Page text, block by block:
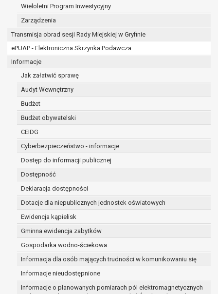
Wieloletni Program Inwestycyjny
Zarządzenia
Transmisja obrad sesji Rady Miejskiej w Gryfinie
ePUAP - Elektroniczna Skrzynka Podawcza
Informacje
Jak załatwić sprawę
Audyt Wewnętrzny
Budżet
Budżet obywatelski
CEIDG
Cyberbezpieczeństwo - informacje
Dostęp do informacji publicznej
Dostępność
Deklaracja dostępności
Dotacje dla niepublicznych jednostek oświatowych
Ewidencja kąpielisk
Gminna ewidencja zabytków
Gospodarka wodno-ściekowa
Informacja dla osób mających trudności w komunikowaniu się
Informacje nieudostępnione
Informacje o planowanych pomiarach pól elektromagnetycznych
udostępniane innym upoważnionym odbiorcom lub
kategoriom odbiorców danych osobowych.
Odbiorcami mogą być:
podmioty, które przetwarzają dane
osobowe w imieniu administratora na
osobowych;
podmioty upoważnione do odbioru danych
przepisów prawa.
Pani/Pana dane osobowe będą przetwarzane
przez okres niezbędny do realizacji celu dla jakiego
zostały zebrane oraz zgodnie z terminami
archiwizacji określonymi przez przepisy prawa
powszechnie obowiązującego.
W przypadku, gdy dane osobowe przetwarzane są
na podstawie zgody osoby, której dane dotyczą
przetwarzanie odbywa się do czasu wycofania tej
zgody.
W przypadku, gdy dane osobowe przetwarzane są
w celu zawarcia i realizacji umowy przetwarzanie
odbywa się przez okres niezbędny do realizacji
zawartej umowy, a po tym czasie w zakresie
wymaganym przez przepisy prawa lub dla
zabezpieczenia ewentualnych roszczeń, a w
przypadku wyrażenia zgody na przetwarzanie